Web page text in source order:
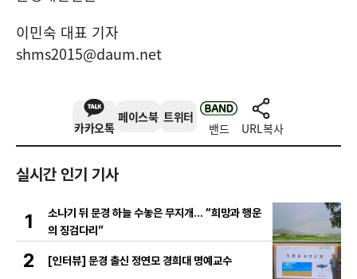
이민숙 대표 기자
shms2015@daum.net
카카오톡
페이스북 트위터
밴드 URL복사
실시간 인기 기사
1
소나기 뒤 문경 하늘 수놓은 무지개… “희망과 행운
의 징검다리”
2 [인터뷰] 문경 출신 정연모 경희대 명예교수